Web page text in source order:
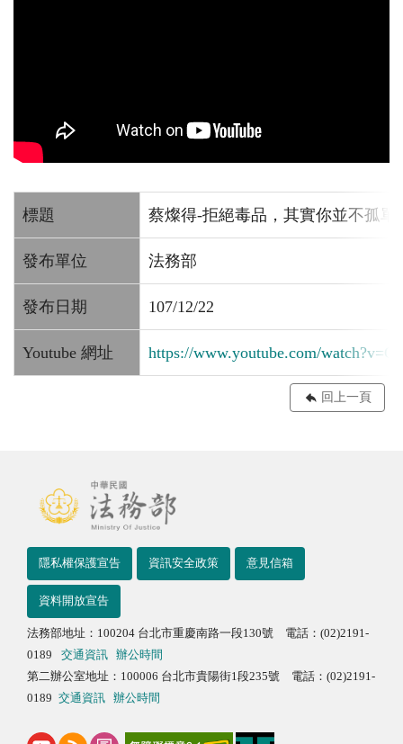
標題 蔡燦得-拒絕毒品，其實你並不孤單
發布單位 法務部
發布日期 107/12/22
Youtube 網址 https://www.youtube.com/
回上一頁
隱私權保護宣告 資訊安全政策 意見信箱
資料開放宣告
法務部地址：100204 台北市重慶南路一段130號 電話：(02)2191-
0189
交通資訊
辦公時間
第二辦公室地址：100006 台北市貴陽街1段235號 電話：(02)2191-
0189 交通資訊 辦公時間